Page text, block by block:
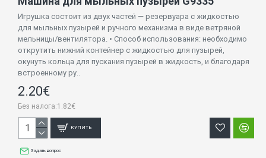
Игрушка состоит из двух частей — резервуара с жидкостью
для мыльных пузырей и ручного механизма в виде ветряной
мельницы/вентилятора. • Способ использования: необходимо
открутить нижний контейнер с жидкостью для пузырей,
окунуть кольца для пускания пузырей в жидкость, и благодаря
встроенному ру..
2.20€
Без налога:1.82€
КУПИТЬ
Задать вопрос